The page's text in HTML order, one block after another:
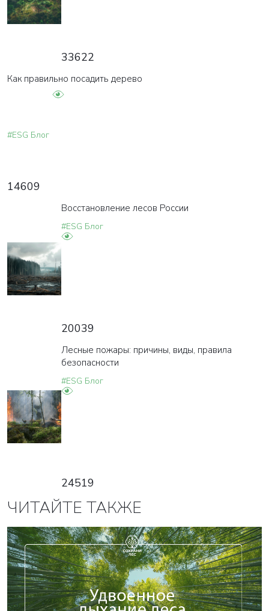
33622
Как правильно посадить дерево
#ESG Блог
14609
Восстановление лесов России
#ESG Блог
20039
Лесные пожары: причины, виды, правила
безопасности
#ESG Блог
24519
ЧИТАЙТЕ ТАКЖЕ